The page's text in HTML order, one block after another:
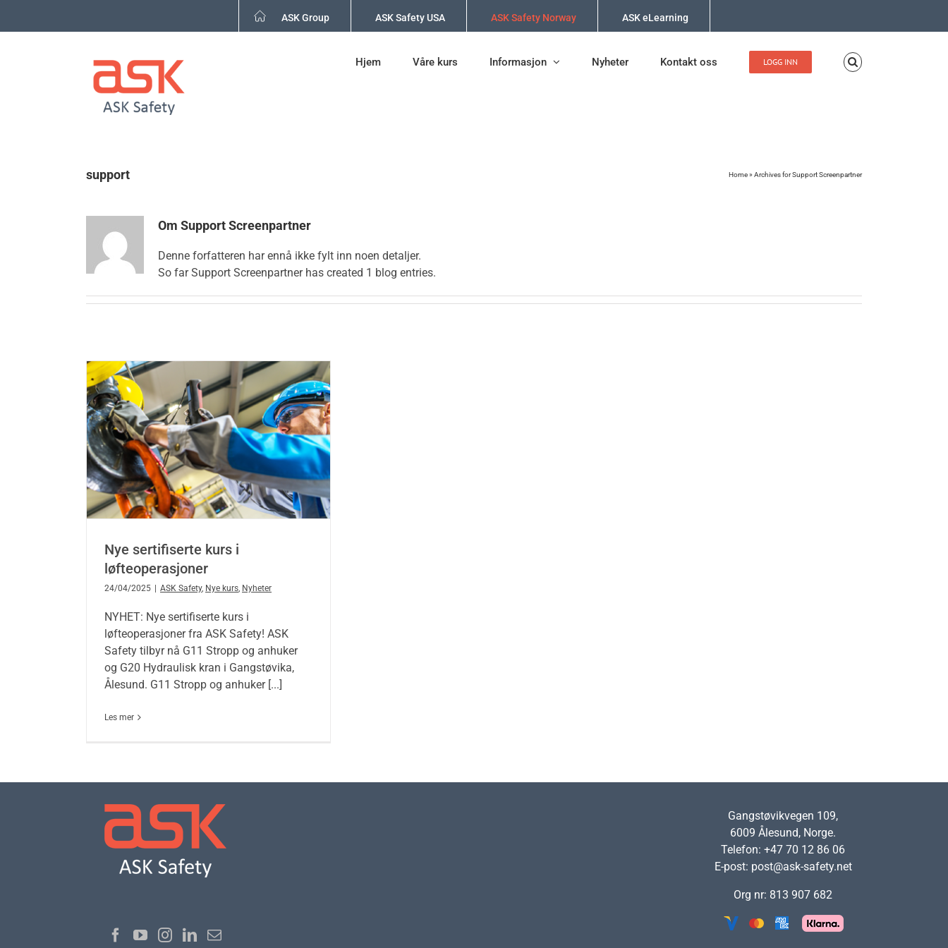
Hjem Våre kurs Informasjon Nyheter Kontakt oss LOGG INN
ASK Group ASK Safety USA ASK Safety Norway ASK eLearning
support Home» Archives for Support Screenpartner
Om Support Screenpartner
Denne forfatteren har ennå ikke fylt inn noen detaljer.
So far Support Screenpartner has created 1 blog entries.
Nye sertifiserte kurs i
løfteoperasjoner
24/04/2025 | ASK Safety, Nye kurs Nyheter
NYHET: Nye sertifiserte kurs i
løfteoperasjoner fra ASK Safety! ASK
Safety tilbyr nå G11 Stropp og anhuker
og G20 Hydraulisk kran i Gangstøvika,
Ålesund. G11 Stropp og anhuker [...]
Les mer
Gangstøvikvegen 109,
6009 Ålesund, Norge.
Telefon: +47 70 12 86 06
E-post: post@ask-safety.net
Org nr: 813 907 682